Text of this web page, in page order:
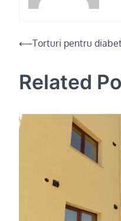
Post
⟵Torturi pentru
Related